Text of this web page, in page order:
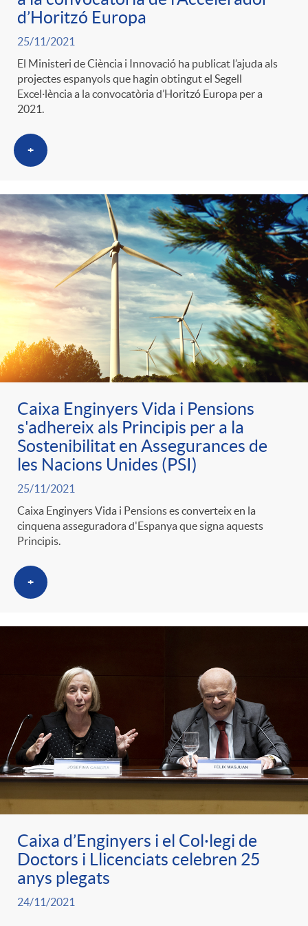
g
o
r
i
a
s
d’Horitzó Europa
25/11/2021
El Ministeri de Ciència i Innovació ha publicat l’ajuda als
projectes espanyols que hagin obtingut el Segell
Excel·lència a la convocatòria d’Horitzó Europa per a
2021.
+
Caixa Enginyers Vida i Pensions
s'adhereix als Principis per a la
Sostenibilitat en Assegurances de
les Nacions Unides (PSI)
25/11/2021
Caixa Enginyers Vida i Pensions es converteix en la
cinquena asseguradora d'Espanya que signa aquests
Principis.
+
Caixa d’Enginyers i el Col·legi de
Doctors i Llicenciats celebren 25
anys plegats
24/11/2021